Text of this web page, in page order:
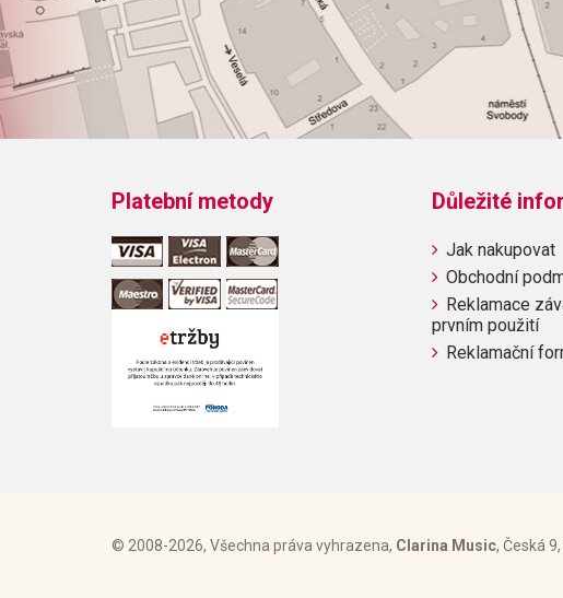
Platební metody Důležité
Jak nakupovat
Obchodní
Reklamace
prvním použití
Reklamační
© 2008-2026, Všechna práva vyhrazena, Clarina Music, Česká